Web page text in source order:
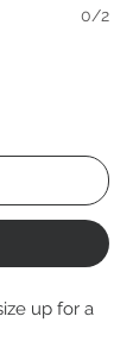
0/2
up for a